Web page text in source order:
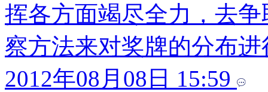
挥各方面竭尽全力，去
察方法来对奖牌的分布
2012年08月08日 15:59